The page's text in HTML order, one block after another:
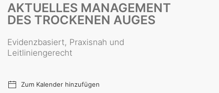
AKTUELLES MANAGEMENT
DES TROCKENEN AUGES
Evidenzbasiert, Praxisnah und
Leitliniengerecht
Zum Kalender hinzufügen